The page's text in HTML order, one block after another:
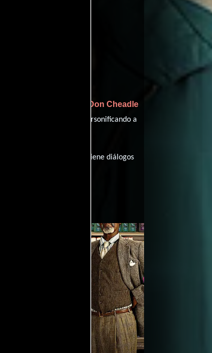
Don Cheadle
personificando a
minutos), esta película tiene diálogos